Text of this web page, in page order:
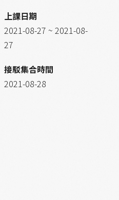
上課日期
2021-08-27 ~ 2021-08-
27
接駁集合時間
2021-08-28